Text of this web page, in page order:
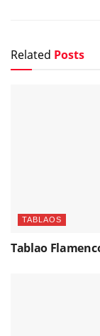
Related Posts
TABLAOS
Tablao